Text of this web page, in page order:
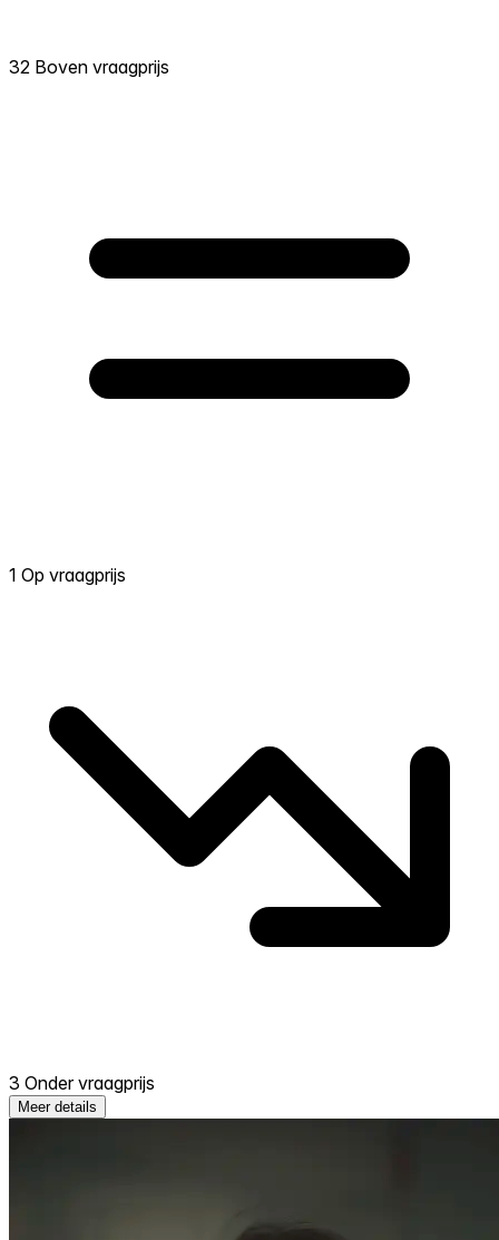
32 Boven vraagprijs
1 Op vraagprijs
3 Onder vraagprijs
Meer details